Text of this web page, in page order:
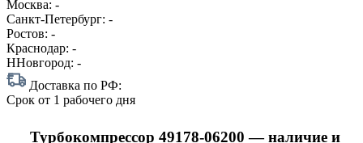
Москва: -
Санкт-Петербург: -
Ростов: -
Краснодар: -
ННовгород: -
Доставка по РФ:
Срок от 1 рабочего дня
Турбокомпрессор 49178-06200 — наличие и